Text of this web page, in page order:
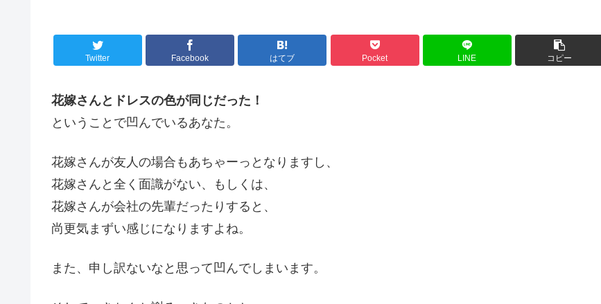
Twitter Facebook はてブ Pocket LINE コピー
花嫁さんとドレスの色が同じだった！
ということで凹んでいるあなた。
花嫁さんが友人の場合もあちゃーっとなりますし、
花嫁さんと全く面識がない、もしくは、
花嫁さんが会社の先輩だったりすると、
尚更気まずい感じになりますよね。
また、申し訳ないなと思って凹んでしまいます。